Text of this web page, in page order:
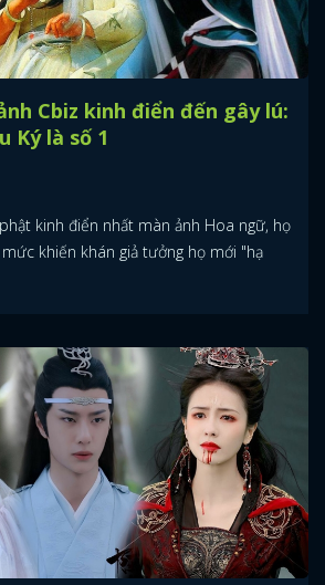
Cbiz kinh điển đến gây lú:
Ký là số 1
kinh điển nhất màn ảnh Hoa ngữ, họ
khiến khán giả tưởng họ mới "hạ